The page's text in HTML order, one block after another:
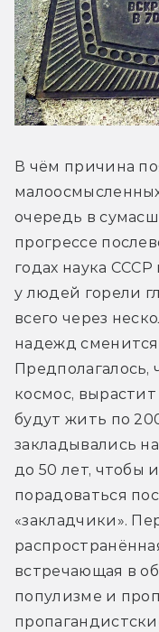
В чём причина
очередь в
прогрессе
годах наука
у людей горели
всего через
надежд
Предполагалось,
космос,
будут жить по
закладывались
до 50 лет, чтобы
порадоваться
«закладчики».
встречающая в
популизме и